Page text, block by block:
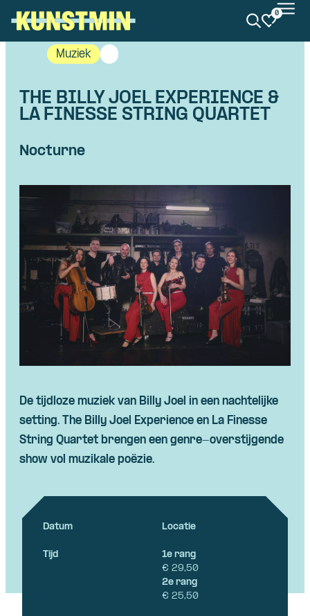
Skip navigatie
0
Muziek
THE BILLY JOEL EXPERIENCE &
LA FINESSE STRING QUARTET
Nocturne
De tijdloze muziek van Billy Joel in een nachtelijke
setting. The Billy Joel Experience en La Finesse
String Quartet brengen een genre-overstijgende
show vol muzikale poëzie.
Datum Locatie
Tijd
1e rang
€ 29,50
2e rang
€ 25,50